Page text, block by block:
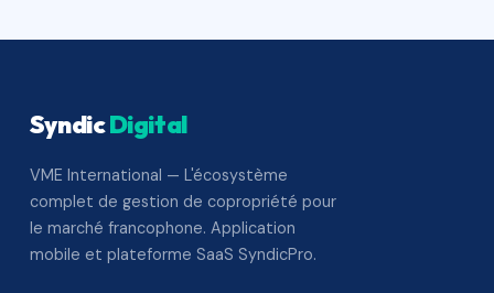
SyndicDigital
VME International — L'écosystème
complet de gestion de copropriété pour
le marché francophone. Application
mobile et plateforme SaaS SyndicPro.